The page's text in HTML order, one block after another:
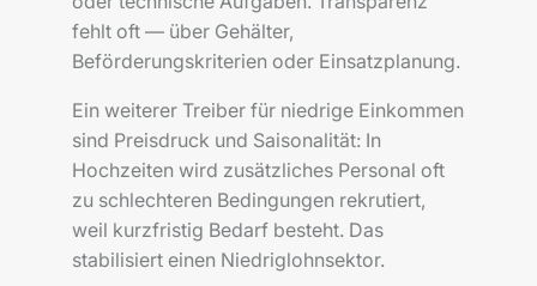
fehlt oft — über Gehälter,
Beförderungskriterien oder Einsatzplanung.
Ein weiterer Treiber für niedrige Einkommen
sind Preisdruck und Saisonalität: In
Hochzeiten wird zusätzliches Personal oft
zu schlechteren Bedingungen rekrutiert,
weil kurzfristig Bedarf besteht. Das
stabilisiert einen Niedriglohnsektor.